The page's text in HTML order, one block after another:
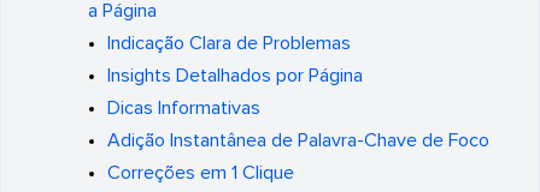
a Página
Indicação Clara de Problemas
Insights Detalhados por Página
Dicas Informativas
Adição Instantânea de Palavra-Chave de Foco
Correções em 1 Clique